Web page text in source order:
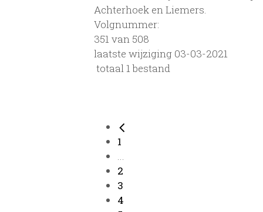
Achterhoek en Liemers.
Volgnummer:
351 van 508
laatste wijziging 03-03-2021
totaal 1 bestand
1
...
2
3
4